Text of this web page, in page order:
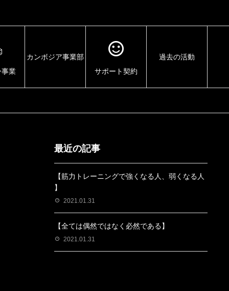
事業
カンボジア事業部
サポート契約
過去の活動
最近の記事
【筋力トレーニングで強くなる人、弱くなる人
】
2021.01.31
【全ては偶然ではなく必然である】
2021.01.31